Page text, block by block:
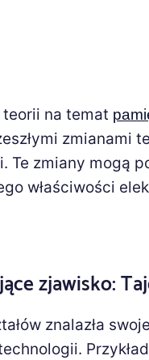
na temat
zmianami
Te zmiany mogą
właściwości
zjawisko:
znalazła